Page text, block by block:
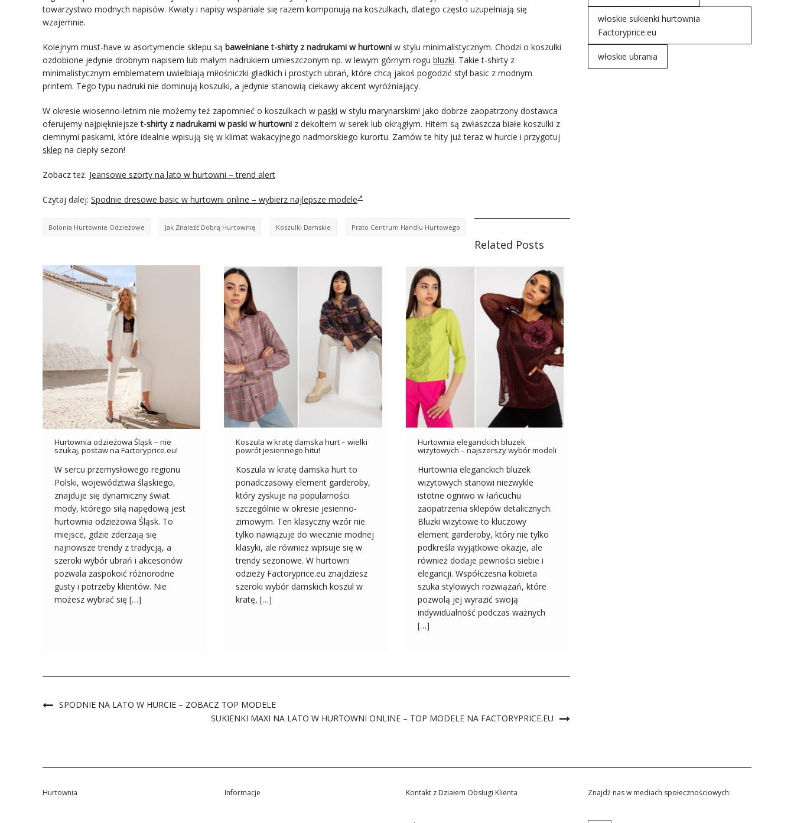
towarzystwo modnych napisów. Kwiaty i napisy wspaniale się razem komponują na koszulkach, dlatego często uzupełniają się
wzajemnie.
Kolejnym must-have w asortymencie sklepu są bawełniane t-shirty z nadrukami w hurtowni w stylu minimalistycznym. Chodzi o koszulki
ozdobione jedynie drobnym napisem lub małym nadrukiem umieszczonym np. w lewym górnym rogu bluzki. Takie t-shirty z
minimalistycznym emblematem uwielbiają miłośniczki gładkich i prostych ubrań, które chcą jakoś pogodzić styl basic z modnym
printem. Tego typu nadruki nie dominują koszulki, a jedynie stanowią ciekawy akcent wyróżniający.
W okresie wiosenno-letnim nie możemy też zapomnieć o koszulkach w paski w stylu marynarskim! Jako dobrze zaopatrzony dostawca
oferujemy najpiękniejszet-shirty z nadrukami w paski w hurtowni z dekoltem w serek lub okrągłym. Hitem są zwłaszcza białe koszulki z
ciemnymi paskami, które idealnie wpisują się w klimat wakacyjnego nadmorskiego kurortu. Zamów te hity już teraz w hurcie i przygotuj
sklep na ciepły sezon!
Zobacz też: Jeansowe szorty na lato w hurtowni – trend alert
Czytaj dalej: Spodnie dresowe basic w hurtowni online – wybierz najlepsze modele
Bolonia Hurtownie Odzieżowe Jak Znaleźć Dobrą Hurtownię Koszulki Damskie Prato Centrum Handlu Hurtowego
Related Posts
Hurtownia odzieżowa Śląsk – nie
szukaj, postaw na Factoryprice.eu!
W sercu przemysłowego regionu
Polski, województwa śląskiego,
znajduje się dynamiczny świat
mody, którego siłą napędową jest
hurtownia odzieżowa Śląsk. To
miejsce, gdzie zderzają się
najnowsze trendy z tradycją, a
szeroki wybór ubrań i akcesoriów
pozwala zaspokoić różnorodne
gusty i potrzeby klientów. Nie
możesz wybrać się […]
Koszula w kratę damska hurt – wielki
powrót jesiennego hitu!
Koszula w kratę damska hurt to
ponadczasowy element garderoby,
który zyskuje na popularności
szczególnie w okresie jesienno-
zimowym. Ten klasyczny wzór nie
tylko nawiązuje do wiecznie modnej
klasyki, ale również wpisuje się w
trendy sezonowe. W hurtowni
odzieży Factoryprice.eu znajdziesz
szeroki wybór damskich koszul w
kratę, […]
Hurtownia eleganckich bluzek
wizytowych – najszerszy wybór modeli
Hurtownia eleganckich bluzek
wizytowych stanowi niezwykle
istotne ogniwo w łańcuchu
zaopatrzenia sklepów detalicznych.
Bluzki wizytowe to kluczowy
element garderoby, który nie tylko
podkreśla wyjątkowe okazje, ale
również dodaje pewności siebie i
elegancji. Współczesna kobieta
szuka stylowych rozwiązań, które
pozwolą jej wyrazić swoją
indywidualność podczas ważnych
[…]
SPODNIE NA LATO W HURCIE – ZOBACZ TOP MODELE
SUKIENKI MAXI NA LATO W HURTOWNI ONLINE – TOP MODELE NA FACTORYPRICE.EU
włoskie sukienki hurtownia
Factoryprice.eu
włoskie ubrania
Hurtownia Informacje Kontakt z Działem Obsługi Klienta Znajdź nas w mediach społecznościowych: